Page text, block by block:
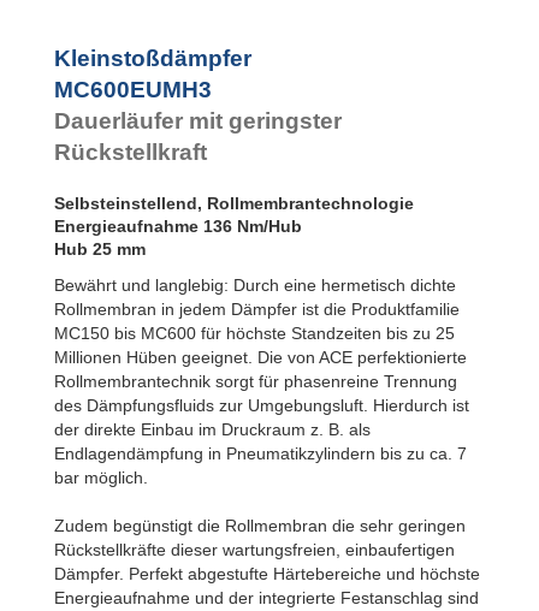
SC²190
SC²300 bis
SC²650
MA30 bis MA900
PET20 bis
PET27
Kleinstoßdämpfer
MC600EUMH3
Dauerläufer mit geringster
Rückstellkraft
Selbsteinstellend, Rollmembrantechnologie
Energieaufnahme 136 Nm/Hub
Hub 25 mm
Bewährt und langlebig: Durch eine hermetisch dichte
Rollmembran in jedem Dämpfer ist die Produktfamilie
MC150 bis MC600 für höchste Standzeiten bis zu 25
Millionen Hüben geeignet. Die von ACE perfektionierte
Rollmembrantechnik sorgt für phasenreine Trennung
des Dämpfungsfluids zur Umgebungsluft. Hierdurch ist
der direkte Einbau im Druckraum z. B. als
Endlagendämpfung in Pneumatikzylindern bis zu ca. 7
bar möglich.
Zudem begünstigt die Rollmembran die sehr geringen
Rückstellkräfte dieser wartungsfreien, einbaufertigen
Dämpfer. Perfekt abgestufte Härtebereiche und höchste
Energieaufnahme und der integrierte Festanschlag sind